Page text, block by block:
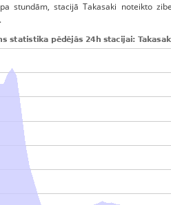
stundām, stacijā Takasaki noteikto